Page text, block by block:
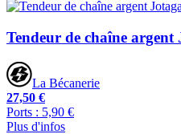
Tendeur de chaîne argent
La Bécanerie
27,50 €
Ports : 5,90 €
Plus d'infos